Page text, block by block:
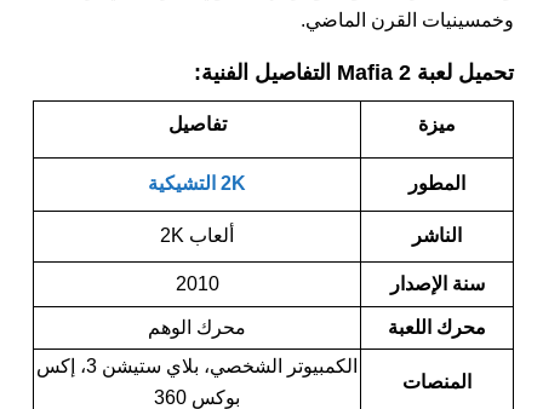
وخمسينيات القرن الماضي.
تحميل لعبة Mafia 2 التفاصيل الفنية:
ميزة تفاصيل
المطور 2K التشيكية
الناشر ألعاب 2K
سنة الإصدار 2010
محرك اللعبة محرك الوهم
المنصات
الكمبيوتر الشخصي، بلاي ستيشن 3، إكس
بوكس ​​360